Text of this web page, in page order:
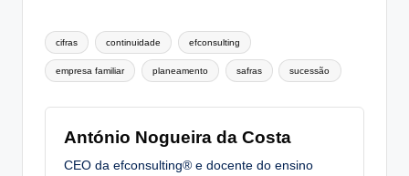
Tags:
cifras continuidade efconsulting
empresa familiar planeamento safras sucessão
António Nogueira da Costa
CEO da efconsulting® e docente do ensino